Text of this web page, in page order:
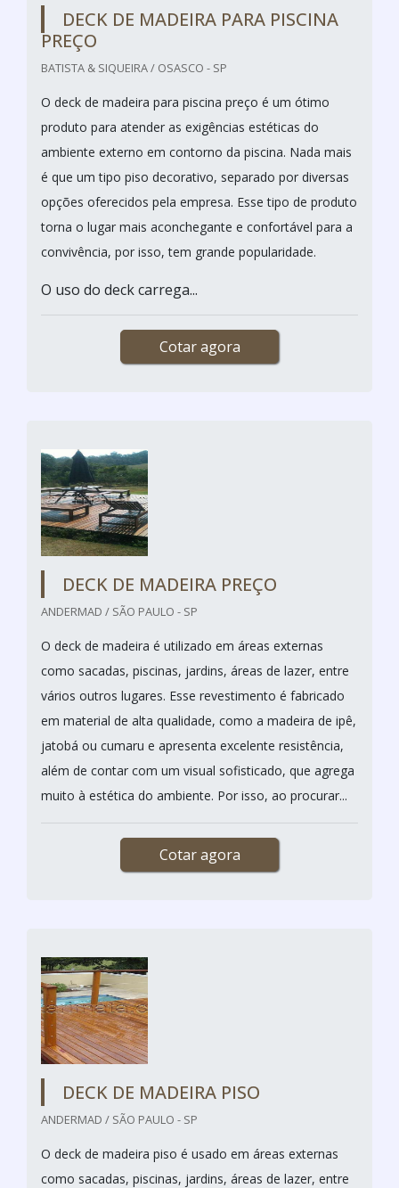
DECK DE MADEIRA PARA PISCINA
PREÇO
BATISTA & SIQUEIRA / OSASCO - SP
O deck de madeira para piscina preço é um ótimo
produto para atender as exigências estéticas do
ambiente externo em contorno da piscina. Nada mais
é que um tipo piso decorativo, separado por diversas
opções oferecidos pela empresa. Esse tipo de produto
torna o lugar mais aconchegante e confortável para a
convivência, por isso, tem grande popularidade.
O uso do deck carrega...
Cotar agora
DECK DE MADEIRA PREÇO
ANDERMAD / SÃO PAULO - SP
O deck de madeira é utilizado em áreas externas
como sacadas, piscinas, jardins, áreas de lazer, entre
vários outros lugares. Esse revestimento é fabricado
em material de alta qualidade, como a madeira de ipê,
jatobá ou cumaru e apresenta excelente resistência,
além de contar com um visual sofisticado, que agrega
muito à estética do ambiente. Por isso, ao procurar...
Cotar agora
DECK DE MADEIRA PISO
ANDERMAD / SÃO PAULO - SP
O deck de madeira piso é usado em áreas externas
como sacadas, piscinas, jardins, áreas de lazer, entre